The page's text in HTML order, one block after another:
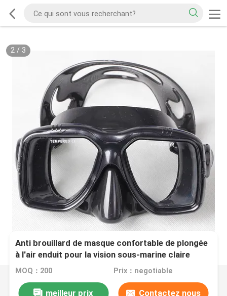
2/ 3
Anti brouillard de masque confortable de plongée
à l'air enduit pour la vision sous-marine claire
MOQ：200 Prix：negotiable
meilleur prix Contactez nous